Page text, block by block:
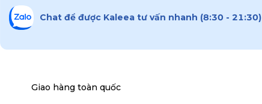
Chat để được Kaleea tư vấn nhanh (8:30 - 21:30)
Giao hàng toàn quốc